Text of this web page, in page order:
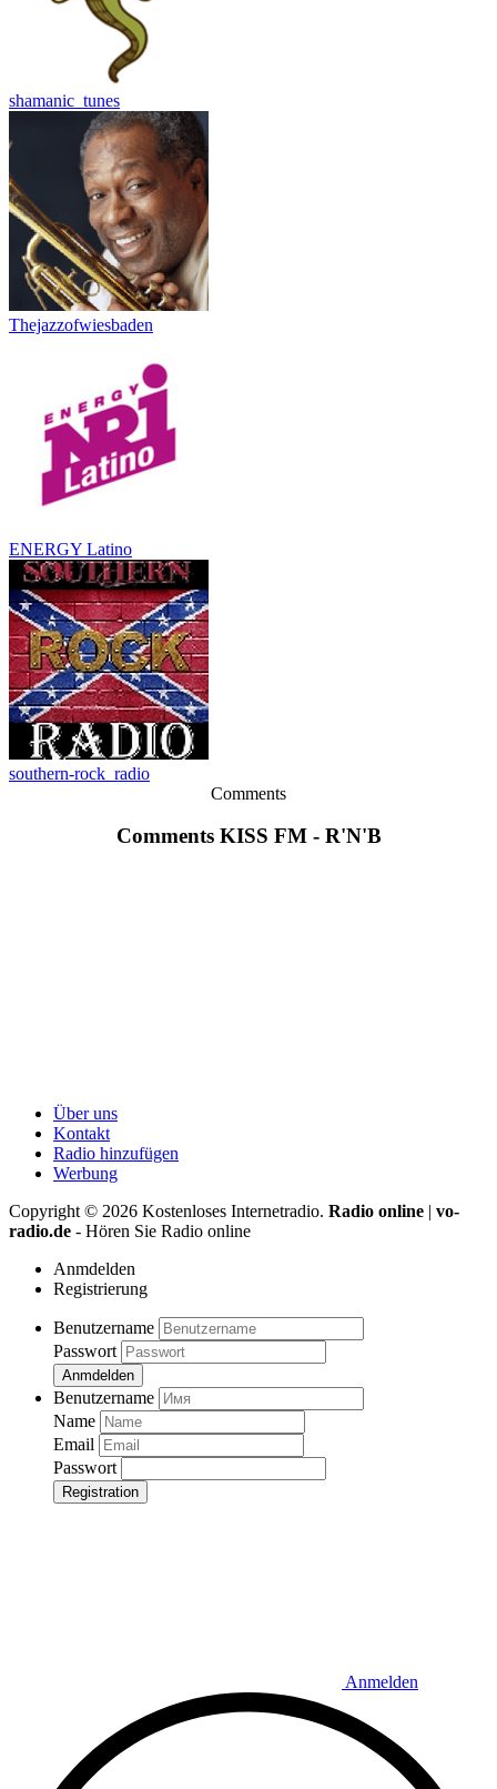
shamanic_tunes
Thejazzofwiesbaden
ENERGY Latino
southern-rock_radio
Comments
Comments KISS FM - R'N'B
Über uns
Kontakt
Radio hinzufügen
Werbung
Copyright © 2026 Kostenloses Internetradio. Radio online | vo-
radio.de - Hören Sie Radio online
Anmdelden
Registrierung
Benutzername
Passwort
Anmdelden
Benutzername
Name
Email
Passwort
Registration
Anmelden